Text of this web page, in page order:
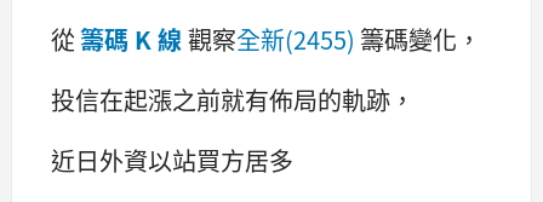
從籌碼 K 線觀察全新(2455) 籌碼變化，
投信在起漲之前就有佈局的軌跡，
近日外資以站買方居多